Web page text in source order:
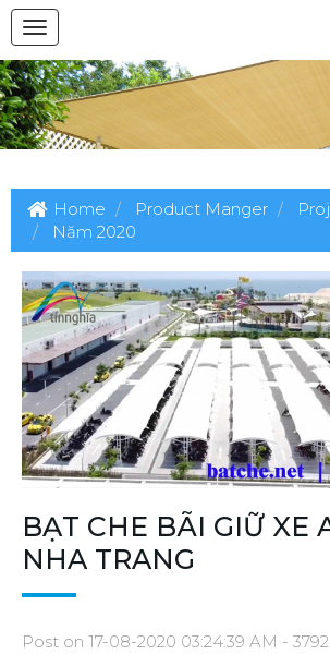
Home Product Manger
Năm 2020
BẠT CHE BÃI GIỮ XE
NHA TRANG
Post on 17-08-2020 03:24:39 AM -